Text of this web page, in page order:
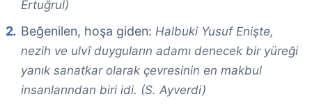
Ertuğrul)
Beğenilen, hoşa giden: Halbuki Yusuf Enişte,
nezih ve ulvî duyguların adamı denecek bir yüreği
yanık sanatkar olarak çevresinin en makbul
insanlarından biri idi. (S. Ayverdi)